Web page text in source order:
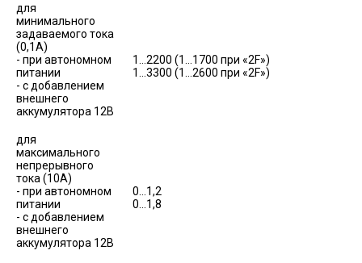
для
минимального
задаваемого тока
(0,1А)
- при автономном
питании
- с добавлением
внешнего
аккумулятора 12В
1…2200 (1…1700 при «2F»)
1…3300 (1…2600 при «2F»)
для
максимального
непрерывного
тока (10А)
- при автономном
питании
- с добавлением
внешнего
аккумулятора 12В
0…1,2
0…1,8